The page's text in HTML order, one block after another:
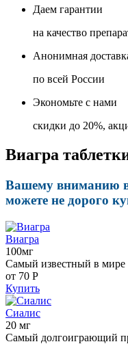
Даем гарантии
на качество
Анонимная
по всей России
Экономьте с нами
скидки до 20%,
Виагра
Вашему вниманию
можете не дорого
Виагра
100мг
Самый известный в мире
от 70 Р
Купить
Сиалис
20 мг
Самый долгоиграющий